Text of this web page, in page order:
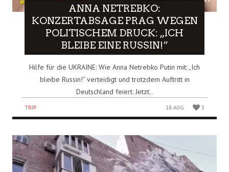
ANNA NETREBKO:
KONZERTABSAGE PRAG WEGEN
POLITISCHEM DRUCK: „ICH
BLEIBE EINE RUSSIN!“
Hilfe für die UKRAINE: Wie Anna Netrebko Putin mit: „Ich
bleibe Russin!“ verteidigt und trotzdem Auftritt in
Deutschland feiert. Jetzt..
TRIP 18 AUG. 3